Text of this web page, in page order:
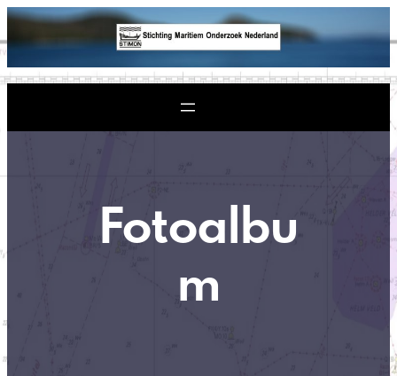
Ga
naar
de
Fotoalbu
m